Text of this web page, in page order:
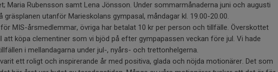
Maria Rubensson samt Lena Jönsson. Under sommarmånaderna juni och augusti
utanför Marieskolans gympasal, måndagar kl. 19.00-20.00.
MIS-årsmedlemmar, övriga har betalat 10 kr per person och tillfälle. Överskottet
att köpa clementiner som vi bjöd på efter gympapassen veckan före jul. Vi hade
i mellandagarna under jul-, nyårs- och trettonhelgerna.
ett roligt och inspirerande år med positiva, glada och nöjda motionärer. Det som